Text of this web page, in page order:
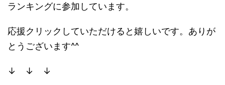
ランキングに参加しています。
応援クリックしていただけると嬉しいです。ありが
とうございます^^
↓ ↓ ↓